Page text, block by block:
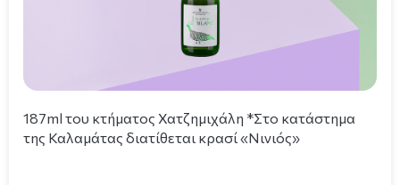
187ml του κτήματος Χατζημιχάλη *Στο κατάστημα
της Καλαμάτας διατίθεται κρασί «Νινιός»